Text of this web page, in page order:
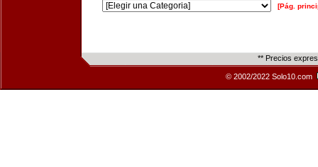
[Pág.
** Precios
© 2002/2022 Solo10.com